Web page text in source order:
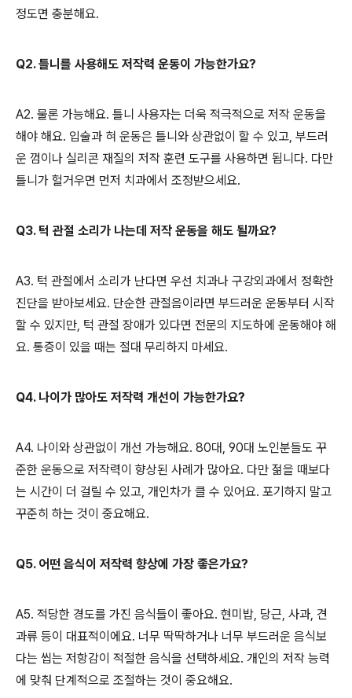
정도면 충분해요.
Q2. 틀니를 사용해도 저작력 운동이 가능한가요?
A2. 물론 가능해요. 틀니 사용자는 더욱 적극적으로 저작 운동을
해야 해요. 입술과 혀 운동은 틀니와 상관없이 할 수 있고, 부드러
운 껌이나 실리콘 재질의 저작 훈련 도구를 사용하면 됩니다. 다만
틀니가 헐거우면 먼저 치과에서 조정받으세요.
Q3. 턱 관절 소리가 나는데 저작 운동을 해도 될까요?
A3. 턱 관절에서 소리가 난다면 우선 치과나 구강외과에서 정확한
진단을 받아보세요. 단순한 관절음이라면 부드러운 운동부터 시작
할 수 있지만, 턱 관절 장애가 있다면 전문의 지도하에 운동해야 해
요. 통증이 있을 때는 절대 무리하지 마세요.
Q4. 나이가 많아도 저작력 개선이 가능한가요?
A4. 나이와 상관없이 개선 가능해요. 80대, 90대 노인분들도 꾸
준한 운동으로 저작력이 향상된 사례가 많아요. 다만 젊을 때보다
는 시간이 더 걸릴 수 있고, 개인차가 클 수 있어요. 포기하지 말고
꾸준히 하는 것이 중요해요.
Q5. 어떤 음식이 저작력 향상에 가장 좋은가요?
A5. 적당한 경도를 가진 음식들이 좋아요. 현미밥, 당근, 사과, 견
과류 등이 대표적이에요. 너무 딱딱하거나 너무 부드러운 음식보
다는 씹는 저항감이 적절한 음식을 선택하세요. 개인의 저작 능력
에 맞춰 단계적으로 조절하는 것이 중요해요.